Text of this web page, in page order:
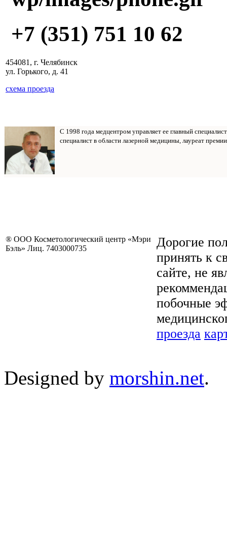
+7 (351) 751 10 62
454081, г. Челябинск
ул. Горького, д. 41
схема проезда
С 1998 года медцентром управляет ее главный
специалист в области лазерной медицины, лауреат
® ООО Косметологический центр «Мэри
Бэль» Лиц. 7403000735
Дорогие
принять к
сайте, не
побочные
проезда
Designed by morshin.net.